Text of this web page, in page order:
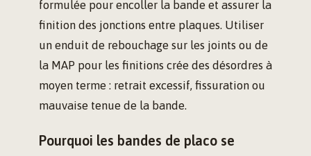
formulée pour encoller la bande et assurer la
finition des jonctions entre plaques. Utiliser
un enduit de rebouchage sur les joints ou de
la MAP pour les finitions crée des désordres à
moyen terme : retrait excessif, fissuration ou
mauvaise tenue de la bande.
Pourquoi les bandes de placo se